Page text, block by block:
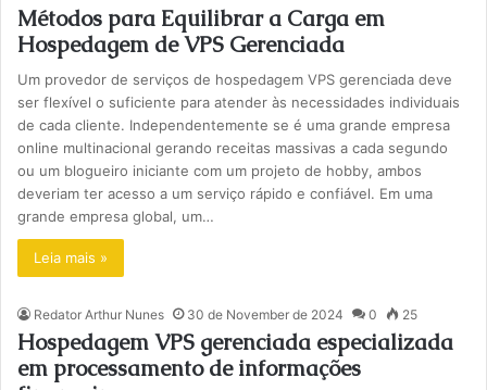
Métodos para Equilibrar a Carga em
Hospedagem de VPS Gerenciada
Um provedor de serviços de hospedagem VPS gerenciada deve
ser flexível o suficiente para atender às necessidades individuais
de cada cliente. Independentemente se é uma grande empresa
online multinacional gerando receitas massivas a cada segundo
ou um blogueiro iniciante com um projeto de hobby, ambos
deveriam ter acesso a um serviço rápido e confiável. Em uma
grande empresa global, um…
Leia mais »
Redator Arthur Nunes 30 de November de 2024 0 25
Hospedagem VPS gerenciada especializada
em processamento de informações